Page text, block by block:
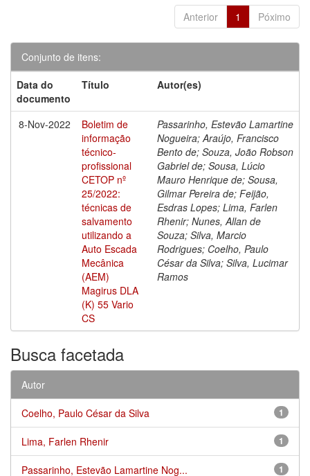
Anterior 1 Póximo
Conjunto de itens:
Data do
documento
Título Autor(es)
8-Nov-2022
Boletim de
informação
técnico-
profissional
CETOP nº
25/2022:
técnicas de
salvamento
utilizando a
Auto Escada
Mecânica
(AEM)
Magirus DLA
(K) 55 Vario
CS
Passarinho, Estevão Lamartine
Nogueira; Araújo, Francisco
Bento de; Souza, João Robson
Gabriel de; Sousa, Lúcio
Mauro Henrique de; Sousa,
Gilmar Pereira de; Feijão,
Esdras Lopes; Lima, Farlen
Rhenir; Nunes, Allan de
Souza; Silva, Marcio
Rodrigues; Coelho, Paulo
César da Silva; Silva, Lucimar
Ramos
Busca facetada
Autor
1
Coelho, Paulo César da Silva
1
Lima, Farlen Rhenir
1
Passarinho, Estevão Lamartine Nog...